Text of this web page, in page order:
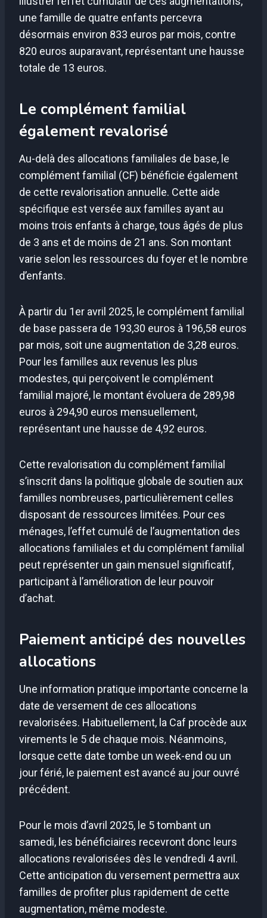
une famille de quatre enfants percevra
désormais environ 833 euros par mois, contre
820 euros auparavant, représentant une hausse
totale de 13 euros.
Le complément familial
également revalorisé
Au-delà des allocations familiales de base, le
complément familial (CF) bénéficie également
de cette revalorisation annuelle. Cette aide
spécifique est versée aux familles ayant au
moins trois enfants à charge, tous âgés de plus
de 3 ans et de moins de 21 ans. Son montant
varie selon les ressources du foyer et le nombre
d’enfants.
À partir du 1er avril 2025, le complément familial
de base passera de 193,30 euros à 196,58 euros
par mois, soit une augmentation de 3,28 euros.
Pour les familles aux revenus les plus
modestes, qui perçoivent le complément
familial majoré, le montant évoluera de 289,98
euros à 294,90 euros mensuellement,
représentant une hausse de 4,92 euros.
Cette revalorisation du complément familial
s’inscrit dans la politique globale de soutien aux
familles nombreuses, particulièrement celles
disposant de ressources limitées. Pour ces
ménages, l’effet cumulé de l’augmentation des
allocations familiales et du complément familial
peut représenter un gain mensuel significatif,
participant à l’amélioration de leur pouvoir
d’achat.
Paiement anticipé des nouvelles
allocations
Une information pratique importante concerne la
date de versement de ces allocations
revalorisées. Habituellement, la Caf procède aux
virements le 5 de chaque mois. Néanmoins,
lorsque cette date tombe un week-end ou un
jour férié, le paiement est avancé au jour ouvré
précédent.
Pour le mois d’avril 2025, le 5 tombant un
samedi, les bénéficiaires recevront donc leurs
allocations revalorisées dès le vendredi 4 avril.
Cette anticipation du versement permettra aux
familles de profiter plus rapidement de cette
augmentation, même modeste.